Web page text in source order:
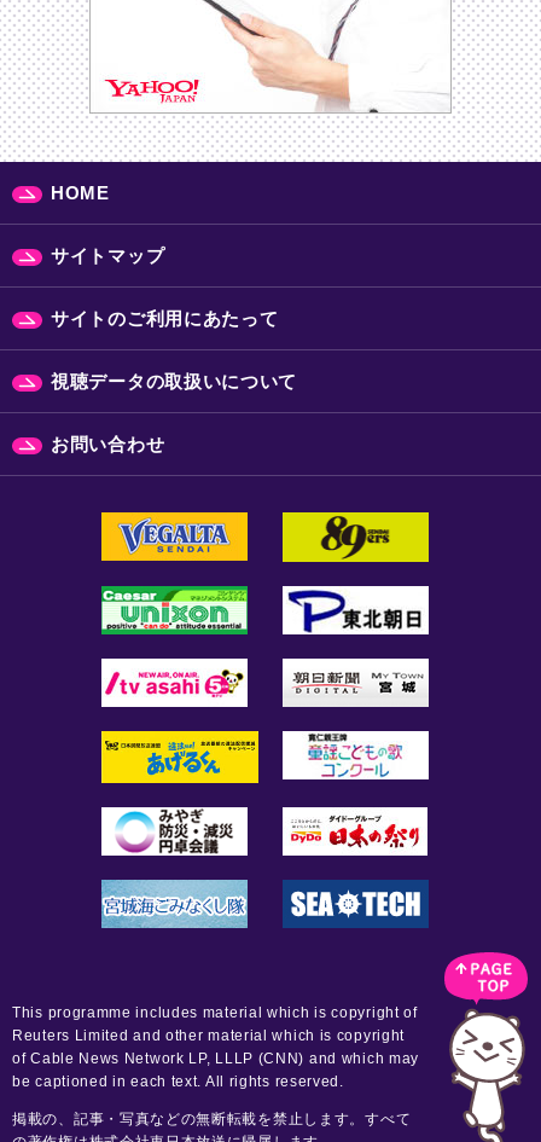
HOME
サイトマップ
サイトのご利用にあたって
視聴データの取扱いについて
お問い合わせ
This programme includes material which is copyright of
Reuters Limited and other material which is copyright
of Cable News Network LP, LLLP (CNN) and which may
be captioned in each text. All rights reserved.
掲載の、記事・写真などの無断転載を禁止します。すべて